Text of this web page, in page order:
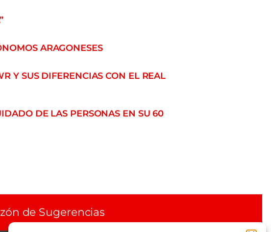
ARAGONESES
Y SUS DIFERENCIAS CON EL REAL
DE LAS PERSONAS EN SU 60
de Sugerencias